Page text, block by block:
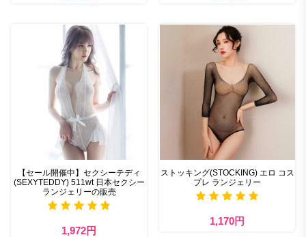
【セール開催中】セクシーテディ
(SEXYTEDDY) 511wt 日本セクシー
ランジェリーの販売
1,972円
ストッキング(STOCKING) エロ コス
プレ ランジェリー
1,170円